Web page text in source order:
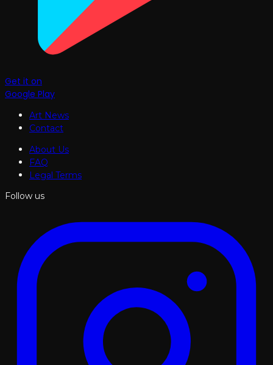
Get it on
Google Play
Art News
Contact
About Us
FAQ
Legal Terms
Follow us